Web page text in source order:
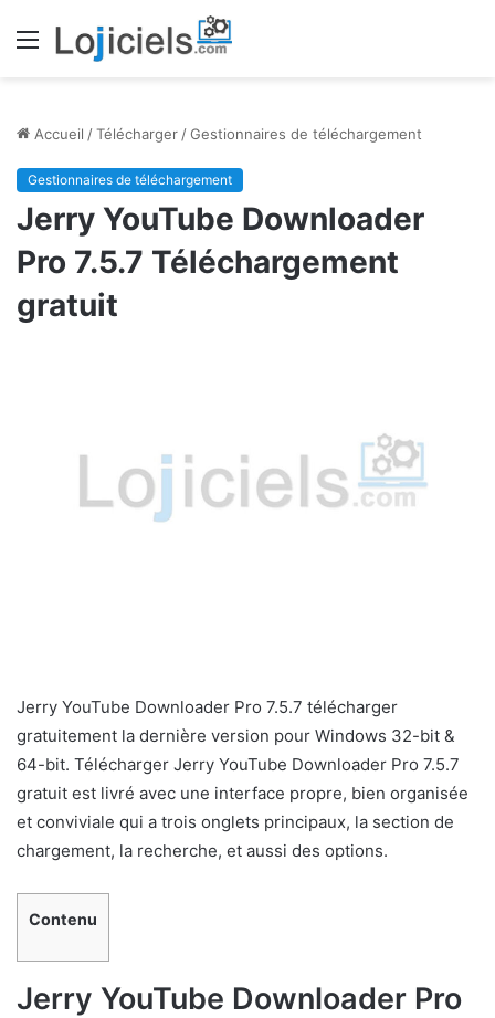
Menu
Accueil /Télécharger /Gestionnaires de téléchargement
Gestionnaires de téléchargement
Jerry YouTube Downloader
Pro 7.5.7 Téléchargement
gratuit
Jerry YouTube Downloader Pro 7.5.7 télécharger
gratuitement la dernière version pour Windows 32-bit &
64-bit. Télécharger Jerry YouTube Downloader Pro 7.5.7
gratuit est livré avec une interface propre, bien organisée
et conviviale qui a trois onglets principaux, la section de
chargement, la recherche, et aussi des options.
Contenu
Jerry YouTube Downloader Pro